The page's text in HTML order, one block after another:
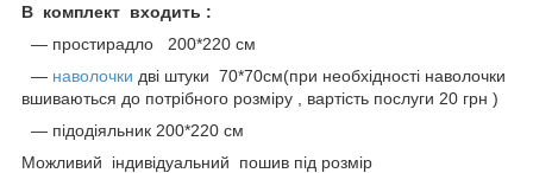
В комплект входить :
― простирадло 200*220 см
― наволочки дві штуки 70*70см(при необхідності наволочки
вшиваються до потрібного розміру , вартість послуги 20 грн )
― підодіяльник 200*220 см
Можливий індивідуальний пошив під розмір